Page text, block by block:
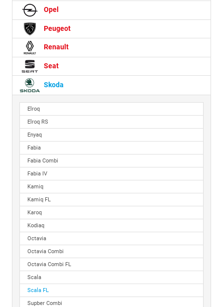
Opel
Peugeot
Renault
Seat
Skoda
Elroq
Elroq RS
Enyaq
Fabia
Fabia Combi
Fabia IV
Kamiq
Kamiq FL
Karoq
Kodiaq
Octavia
Octavia Combi
Octavia Combi FL
Scala
Scala FL
Supber Combi